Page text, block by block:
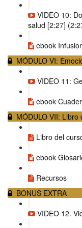
VIDEO 10:
salud [2:27]
ebook
MÓDULO VI:
VIDEO 11:
ebook
MÓDULO VII: Libro
Libro del
ebook
Recursos
BONUS EXTRA
VIDEO 12.